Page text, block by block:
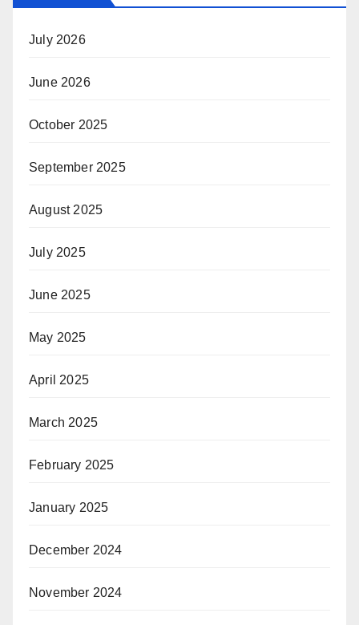
July 2026
June 2026
October 2025
September 2025
August 2025
July 2025
June 2025
May 2025
April 2025
March 2025
February 2025
January 2025
December 2024
November 2024